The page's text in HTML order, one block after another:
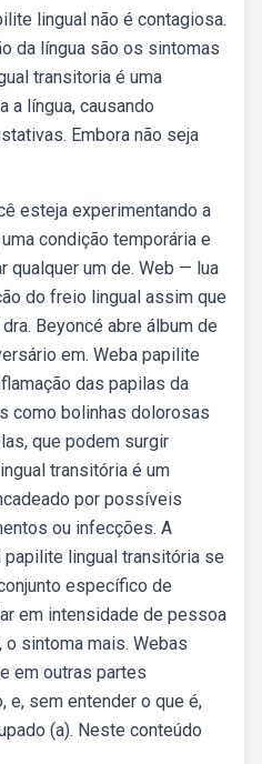
lingual não é contagiosa.
da língua são os sintomas
transitoria é uma
a língua, causando
Embora não seja
esteja experimentando a
condição temporária e
qualquer um de. Web — lua
do freio lingual assim que
Beyoncé abre álbum de
em. Weba papilite
das papilas da
como bolinhas dolorosas
que podem surgir
transitória é um
por possíveis
ou infecções. A
papilite lingual transitória se
específico de
em intensidade de pessoa
sintoma mais. Webas
em outras partes
e, sem entender o que é,
(a). Neste conteúdo